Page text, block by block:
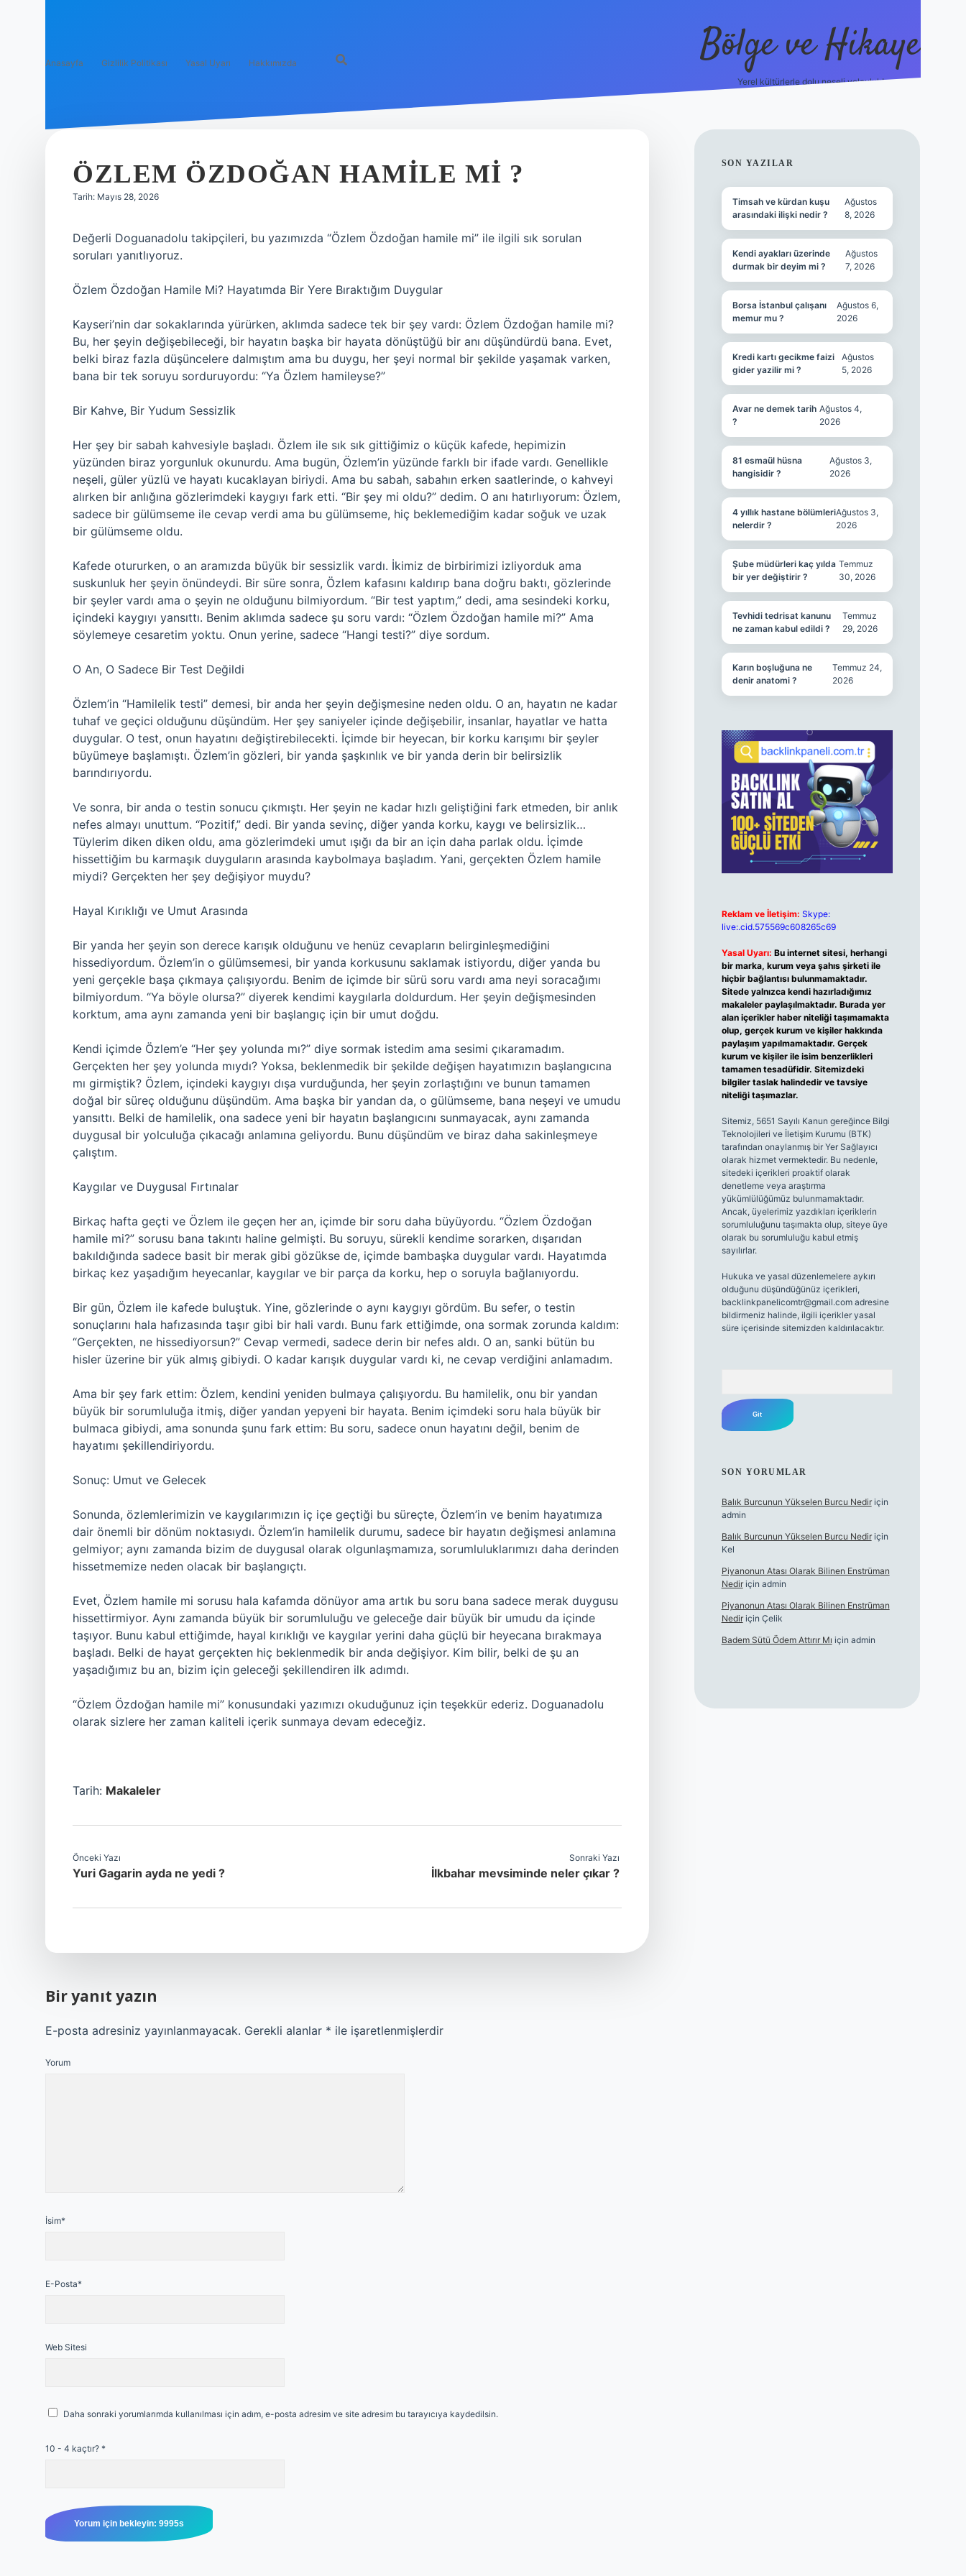
Anasayfa Gizlilik Politikası Yasal Uyarı Hakkımızda Bölge ve Hikaye
Yerel kültürlerle dolu neşeli yolculuk!
ÖZLEM ÖZDOĞAN HAMILE MI ?
Tarih: Mayıs 28, 2026
Değerli Doguanadolu takipçileri, bu yazımızda “Özlem Özdoğan hamile mi” ile ilgili sık sorulan
soruları yanıtlıyoruz.
Özlem Özdoğan Hamile Mi? Hayatımda Bir Yere Bıraktığım Duygular
Kayseri’nin dar sokaklarında yürürken, aklımda sadece tek bir şey vardı: Özlem Özdoğan hamile mi?
Bu, her şeyin değişebileceği, bir hayatın başka bir hayata dönüştüğü bir anı düşündürdü bana. Evet,
belki biraz fazla düşüncelere dalmıştım ama bu duygu, her şeyi normal bir şekilde yaşamak varken,
bana bir tek soruyu sorduruyordu: “Ya Özlem hamileyse?”
Bir Kahve, Bir Yudum Sessizlik
Her şey bir sabah kahvesiyle başladı. Özlem ile sık sık gittiğimiz o küçük kafede, hepimizin
yüzünden biraz yorgunluk okunurdu. Ama bugün, Özlem’in yüzünde farklı bir ifade vardı. Genellikle
neşeli, güler yüzlü ve hayatı kucaklayan biriydi. Ama bu sabah, sabahın erken saatlerinde, o kahveyi
alırken bir anlığına gözlerimdeki kaygıyı fark etti. “Bir şey mi oldu?” dedim. O anı hatırlıyorum: Özlem,
sadece bir gülümseme ile cevap verdi ama bu gülümseme, hiç beklemediğim kadar soğuk ve uzak
bir gülümseme oldu.
Kafede otururken, o an aramızda büyük bir sessizlik vardı. İkimiz de birbirimizi izliyorduk ama
suskunluk her şeyin önündeydi. Bir süre sonra, Özlem kafasını kaldırıp bana doğru baktı, gözlerinde
bir şeyler vardı ama o şeyin ne olduğunu bilmiyordum. “Bir test yaptım,” dedi, ama sesindeki korku,
içindeki kaygıyı yansıttı. Benim aklımda sadece şu soru vardı: “Özlem Özdoğan hamile mi?” Ama
söylemeye cesaretim yoktu. Onun yerine, sadece “Hangi testi?” diye sordum.
O An, O Sadece Bir Test Değildi
Özlem’in “Hamilelik testi” demesi, bir anda her şeyin değişmesine neden oldu. O an, hayatın ne kadar
tuhaf ve geçici olduğunu düşündüm. Her şey saniyeler içinde değişebilir, insanlar, hayatlar ve hatta
duygular. O test, onun hayatını değiştirebilecekti. İçimde bir heyecan, bir korku karışımı bir şeyler
büyümeye başlamıştı. Özlem’in gözleri, bir yanda şaşkınlık ve bir yanda derin bir belirsizlik
barındırıyordu.
Ve sonra, bir anda o testin sonucu çıkmıştı. Her şeyin ne kadar hızlı geliştiğini fark etmeden, bir anlık
nefes almayı unuttum. “Pozitif,” dedi. Bir yanda sevinç, diğer yanda korku, kaygı ve belirsizlik…
Tüylerim diken diken oldu, ama gözlerimdeki umut ışığı da bir an için daha parlak oldu. İçimde
hissettiğim bu karmaşık duyguların arasında kaybolmaya başladım. Yani, gerçekten Özlem hamile
miydi? Gerçekten her şey değişiyor muydu?
Hayal Kırıklığı ve Umut Arasında
Bir yanda her şeyin son derece karışık olduğunu ve henüz cevapların belirginleşmediğini
hissediyordum. Özlem’in o gülümsemesi, bir yanda korkusunu saklamak istiyordu, diğer yanda bu
yeni gerçekle başa çıkmaya çalışıyordu. Benim de içimde bir sürü soru vardı ama neyi soracağımı
bilmiyordum. “Ya böyle olursa?” diyerek kendimi kaygılarla doldurdum. Her şeyin değişmesinden
korktum, ama aynı zamanda yeni bir başlangıç için bir umut doğdu.
Kendi içimde Özlem’e “Her şey yolunda mı?” diye sormak istedim ama sesimi çıkaramadım.
Gerçekten her şey yolunda mıydı? Yoksa, beklenmedik bir şekilde değişen hayatımızın başlangıcına
mı girmiştik? Özlem, içindeki kaygıyı dışa vurduğunda, her şeyin zorlaştığını ve bunun tamamen
doğal bir süreç olduğunu düşündüm. Ama başka bir yandan da, o gülümseme, bana neşeyi ve umudu
yansıttı. Belki de hamilelik, ona sadece yeni bir hayatın başlangıcını sunmayacak, aynı zamanda
duygusal bir yolculuğa çıkacağı anlamına geliyordu. Bunu düşündüm ve biraz daha sakinleşmeye
çalıştım.
Kaygılar ve Duygusal Fırtınalar
Birkaç hafta geçti ve Özlem ile geçen her an, içimde bir soru daha büyüyordu. “Özlem Özdoğan
hamile mi?” sorusu bana takıntı haline gelmişti. Bu soruyu, sürekli kendime sorarken, dışarıdan
bakıldığında sadece basit bir merak gibi gözükse de, içimde bambaşka duygular vardı. Hayatımda
birkaç kez yaşadığım heyecanlar, kaygılar ve bir parça da korku, hep o soruyla bağlanıyordu.
Bir gün, Özlem ile kafede buluştuk. Yine, gözlerinde o aynı kaygıyı gördüm. Bu sefer, o testin
sonuçlarını hala hafızasında taşır gibi bir hali vardı. Bunu fark ettiğimde, ona sormak zorunda kaldım:
“Gerçekten, ne hissediyorsun?” Cevap vermedi, sadece derin bir nefes aldı. O an, sanki bütün bu
hisler üzerine bir yük almış gibiydi. O kadar karışık duygular vardı ki, ne cevap verdiğini anlamadım.
Ama bir şey fark ettim: Özlem, kendini yeniden bulmaya çalışıyordu. Bu hamilelik, onu bir yandan
büyük bir sorumluluğa itmiş, diğer yandan yepyeni bir hayata. Benim içimdeki soru hala büyük bir
bulmaca gibiydi, ama sonunda şunu fark ettim: Bu soru, sadece onun hayatını değil, benim de
hayatımı şekillendiriyordu.
Sonuç: Umut ve Gelecek
Sonunda, özlemlerimizin ve kaygılarımızın iç içe geçtiği bu süreçte, Özlem’in ve benim hayatımıza
dair önemli bir dönüm noktasıydı. Özlem’in hamilelik durumu, sadece bir hayatın değişmesi anlamına
gelmiyor; aynı zamanda bizim de duygusal olarak olgunlaşmamıza, sorumluluklarımızı daha derinden
hissetmemize neden olacak bir başlangıçtı.
Evet, Özlem hamile mi sorusu hala kafamda dönüyor ama artık bu soru bana sadece merak duygusu
hissettirmiyor. Aynı zamanda büyük bir sorumluluğu ve geleceğe dair büyük bir umudu da içinde
taşıyor. Bunu kabul ettiğimde, hayal kırıklığı ve kaygılar yerini daha güçlü bir heyecana bırakmaya
başladı. Belki de hayat gerçekten hiç beklenmedik bir anda değişiyor. Kim bilir, belki de şu an
yaşadığımız bu an, bizim için geleceği şekillendiren ilk adımdı.
“Özlem Özdoğan hamile mi” konusundaki yazımızı okuduğunuz için teşekkür ederiz. Doguanadolu
olarak sizlere her zaman kaliteli içerik sunmaya devam edeceğiz.
Tarih: Makaleler
Önceki Yazı
Yuri Gagarin ayda ne yedi ?
Sonraki Yazı
İlkbahar mevsiminde neler çıkar ?
Bir yanıt yazın
E-posta adresiniz yayınlanmayacak. Gerekli alanlar * ile işaretlenmişlerdir
Yorum
İsim*
E-Posta*
Web Sitesi
Daha sonraki yorumlarımda kullanılması için adım, e-posta adresim ve site adresim bu tarayıcıya kaydedilsin.
10 - 4 kaçtır? *
SIDEBAR
SON YAZILAR
Timsah ve kürdan kuşu
arasındaki ilişki nedir ?
Ağustos
8, 2026
Kendi ayakları üzerinde
durmak bir deyim mi ?
Ağustos
7, 2026
Borsa İstanbul çalışanı
memur mu ?
Ağustos 6,
2026
Kredi kartı gecikme faizi
gider yazilir mi ?
Ağustos
5, 2026
Avar ne demek tarih
?
Ağustos 4,
2026
81 esmaül hüsna
hangisidir ?
Ağustos 3,
2026
4 yıllık hastane bölümleri
nelerdir ?
Ağustos 3,
2026
Şube müdürleri kaç yılda
bir yer değiştirir ?
Temmuz
30, 2026
Tevhidi tedrisat kanunu
ne zaman kabul edildi ?
Temmuz
29, 2026
Karın boşluğuna ne
denir anatomi ?
Temmuz 24,
2026
Reklam ve İletişim: Skype:
live:.cid.575569c608265c69
Yasal Uyarı: Bu internet sitesi, herhangi
bir marka, kurum veya şahıs şirketi ile
hiçbir bağlantısı bulunmamaktadır.
Sitede yalnızca kendi hazırladığımız
makaleler paylaşılmaktadır. Burada yer
alan içerikler haber niteliği taşımamakta
olup, gerçek kurum ve kişiler hakkında
paylaşım yapılmamaktadır. Gerçek
kurum ve kişiler ile isim benzerlikleri
tamamen tesadüfidir. Sitemizdeki
bilgiler taslak halindedir ve tavsiye
niteliği taşımazlar.
Sitemiz, 5651 Sayılı Kanun gereğince Bilgi
Teknolojileri ve İletişim Kurumu (BTK)
tarafından onaylanmış bir Yer Sağlayıcı
olarak hizmet vermektedir. Bu nedenle,
sitedeki içerikleri proaktif olarak
denetleme veya araştırma
yükümlülüğümüz bulunmamaktadır.
Ancak, üyelerimiz yazdıkları içeriklerin
sorumluluğunu taşımakta olup, siteye üye
olarak bu sorumluluğu kabul etmiş
sayılırlar.
Hukuka ve yasal düzenlemelere aykırı
olduğunu düşündüğünüz içerikleri,
backlinkpanelicomtr@gmail.comadresine
bildirmeniz halinde, ilgili içerikler yasal
süre içerisinde sitemizden kaldırılacaktır.
SON YORUMLAR
Balık Burcunun Yükselen Burcu Nediriçin
admin
Balık Burcunun Yükselen Burcu Nediriçin
Kel
Piyanonun Atası Olarak Bilinen Enstrüman
Nediriçin admin
Piyanonun Atası Olarak Bilinen Enstrüman
Nediriçin Çelik
Badem Sütü Ödem Attırır Mı için admin
grand opera